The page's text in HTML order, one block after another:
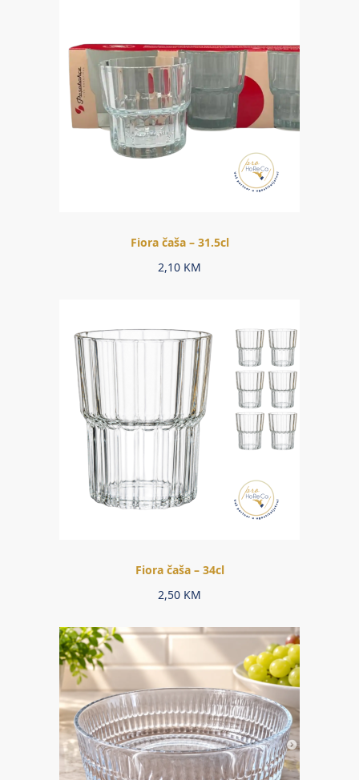
Fiora čaša – 31.5cl
2,10 KM
Fiora čaša – 34cl
2,50 KM